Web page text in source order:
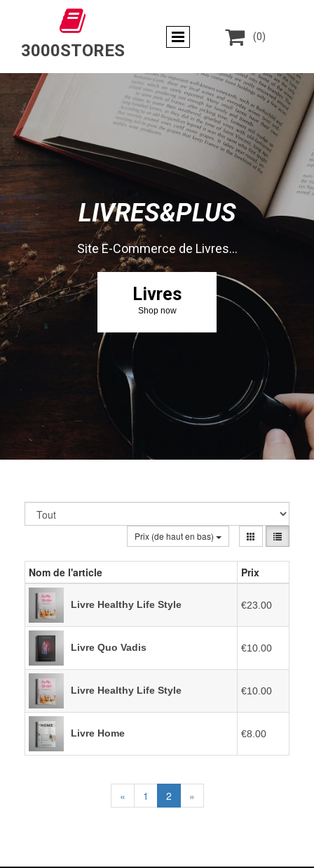

3000STORES
 (0)
LIVRES&PLUS
Site E-Commerce de Livres...
Livres
Shop now
Prix (de haut en bas)
Nom de l'article Prix
Livre Healthy Life Style €23.00
Livre Quo Vadis €10.00
Livre Healthy Life Style €10.00
Livre Home €8.00
« 1 2 »